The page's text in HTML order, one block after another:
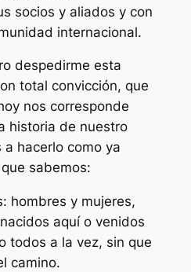
socios y aliados y con
internacional.
despedirme esta
total convicción, que
nos corresponde
historia de nuestro
hacerlo como ya
sabemos:
hombres y mujeres,
aquí o venidos
todos a la vez, sin que
camino.